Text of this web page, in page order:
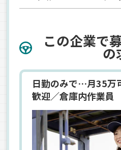
この企業で
の
日勤のみで…月35万
歓迎／倉庫内作業員